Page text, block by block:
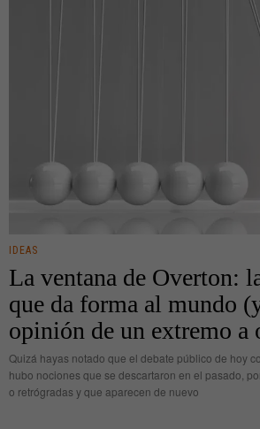
IDEAS
La ventana de Overton:
que da forma al mundo
opinión de un extremo a
Quizá hayas notado que el debate público de hoy
hubo nociones que se descartaron en el pasado,
o retrógradas y que aparecen de nuevo